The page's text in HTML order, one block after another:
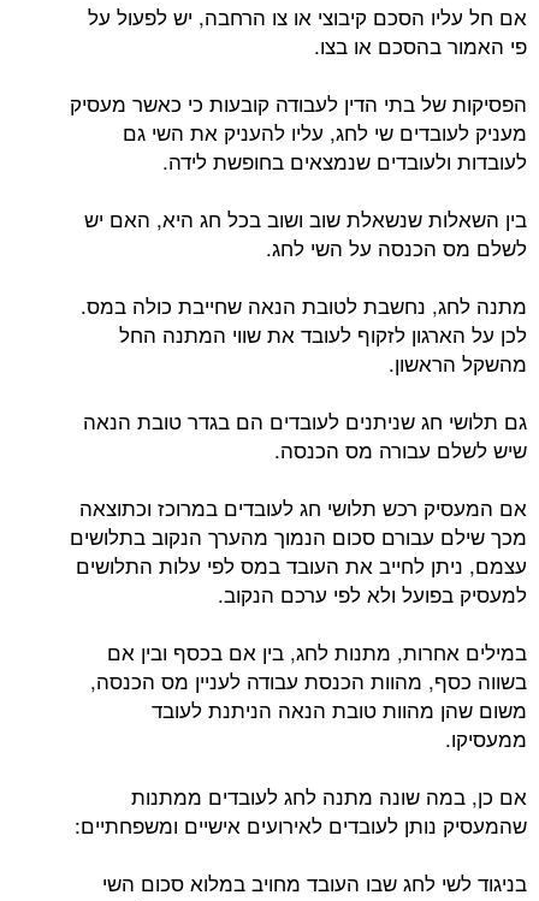
אם חל עליו הסכם קיבוצי או צו הרחבה, יש לפעול על
פי האמור בהסכם או בצו.
הפסיקות של בתי הדין לעבודה קובעות כי כאשר מעסיק
מעניק לעובדים שי לחג, עליו להעניק את השי גם
לעובדות ולעובדים שנמצאים בחופשת לידה.
בין השאלות שנשאלת שוב ושוב בכל חג היא, האם יש
לשלם מס הכנסה על השי לחג.
מתנה לחג, נחשבת לטובת הנאה שחייבת כולה במס.
לכן על הארגון לזקוף לעובד את שווי המתנה החל
מהשקל הראשון.
גם תלושי חג שניתנים לעובדים הם בגדר טובת הנאה
שיש לשלם עבורה מס הכנסה.
אם המעסיק רכש תלושי חג לעובדים במרוכז וכתוצאה
מכך שילם עבורם סכום הנמוך מהערך הנקוב בתלושים
עצמם, ניתן לחייב את העובד במס לפי עלות התלושים
למעסיק בפועל ולא לפי ערכם הנקוב.
במילים אחרות, מתנות לחג, בין אם בכסף ובין אם
בשווה כסף, מהוות הכנסת עבודה לעניין מס הכנסה,
משום שהן מהוות טובת הנאה הניתנת לעובד
ממעסיקו.
אם כן, במה שונה מתנה לחג לעובדים ממתנות
שהמעסיק נותן לעובדים לאירועים אישיים ומשפחתיים:
בניגוד לשי לחג שבו העובד מחויב במלוא סכום השי